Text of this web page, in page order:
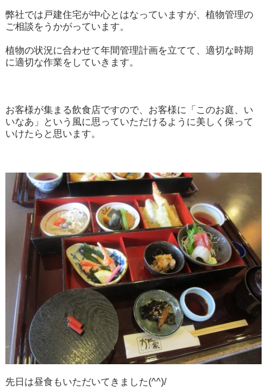
弊社では戸建住宅が中心とはなっていますが、植物管理の
ご相談をうかがっています。
植物の状況に合わせて年間管理計画を立てて、適切な時期
に適切な作業をしていきます。
お客様が集まる飲食店ですので、お客様に「このお庭、い
いなあ」という風に思っていただけるように美しく保って
いけたらと思います。
先日は昼食もいただいてきました(^^)/